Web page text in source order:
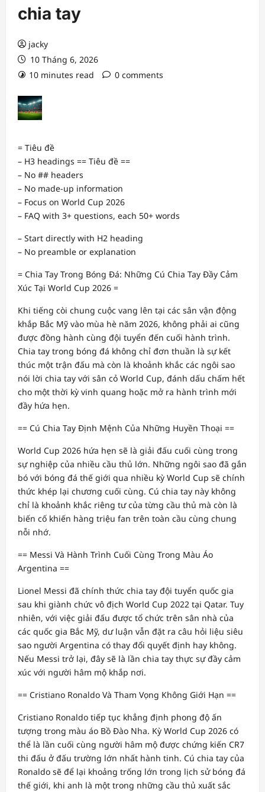
chia tay
jacky
10 Tháng 6, 2026
10 minutes read
0 comments
= Tiêu đề
– H3 headings == Tiêu đề ==
– No ## headers
– No made-up information
– Focus on World Cup 2026
– FAQ with 3+ questions, each 50+ words
– Start directly with H2 heading
– No preamble or explanation
= Chia Tay Trong Bóng Đá: Những Cú Chia Tay Đầy Cảm
Xúc Tại World Cup 2026 =
Khi tiếng còi chung cuộc vang lên tại các sân vận động
khắp Bắc Mỹ vào mùa hè năm 2026, không phải ai cũng
được đồng hành cùng đội tuyển đến cuối hành trình.
Chia tay trong bóng đá không chỉ đơn thuần là sự kết
thúc một trận đấu mà còn là khoảnh khắc các ngôi sao
nói lời chia tay với sân cỏ World Cup, đánh dấu chấm hết
cho một thời kỳ vinh quang hoặc mở ra hành trình mới
đầy hứa hẹn.
== Cú Chia Tay Định Mệnh Của Những Huyền Thoại ==
World Cup 2026 hứa hẹn sẽ là giải đấu cuối cùng trong
sự nghiệp của nhiều cầu thủ lớn. Những ngôi sao đã gắn
bó với bóng đá thế giới qua nhiều kỳ World Cup sẽ chính
thức khép lại chương cuối cùng. Cú chia tay này không
chỉ là khoảnh khắc riêng tư của từng cầu thủ mà còn là
biến cố khiến hàng triệu fan trên toàn cầu cùng chung
nỗi nhớ.
== Messi Và Hành Trình Cuối Cùng Trong Màu Áo
Argentina ==
Lionel Messi đã chính thức chia tay đội tuyển quốc gia
sau khi giành chức vô địch World Cup 2022 tại Qatar. Tuy
nhiên, với việc giải đấu được tổ chức trên sân nhà của
các quốc gia Bắc Mỹ, dư luận vẫn đặt ra câu hỏi liệu siêu
sao người Argentina có thay đổi quyết định hay không.
Nếu Messi trở lại, đây sẽ là lần chia tay thực sự đầy cảm
xúc với người hâm mộ khắp nơi.
== Cristiano Ronaldo Và Tham Vọng Không Giới Hạn ==
Cristiano Ronaldo tiếp tục khẳng định phong độ ấn
tượng trong màu áo Bồ Đào Nha. Kỳ World Cup 2026 có
thể là lần cuối cùng người hâm mộ được chứng kiến CR7
thi đấu ở đấu trường lớn nhất hành tinh. Cú chia tay của
Ronaldo sẽ để lại khoảng trống lớn trong lịch sử bóng đá
thế giới, khi anh là một trong những cầu thủ xuất sắc